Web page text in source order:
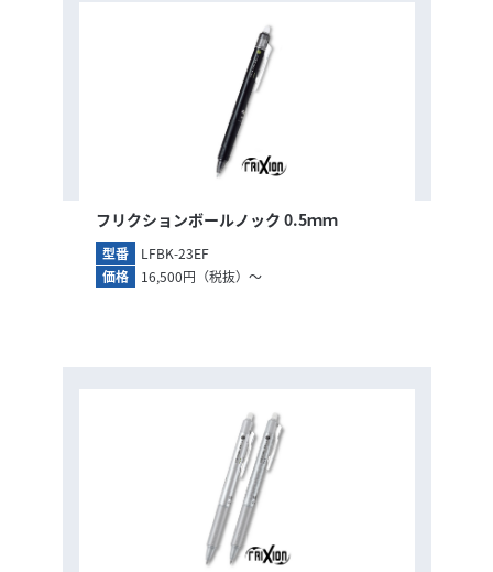
フリクションボールノック 0.5ｍｍ
型番
LFBK-23EF
価格
16,500円（税抜）～